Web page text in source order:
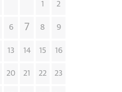
1 2
6 7 8 9
13 14 15 16
20 21 22 23